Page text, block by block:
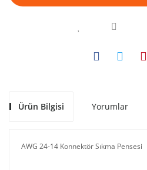
Ürün Bilgisi Yorumlar
AWG 24-14 Konnektör Sıkma Pensesi